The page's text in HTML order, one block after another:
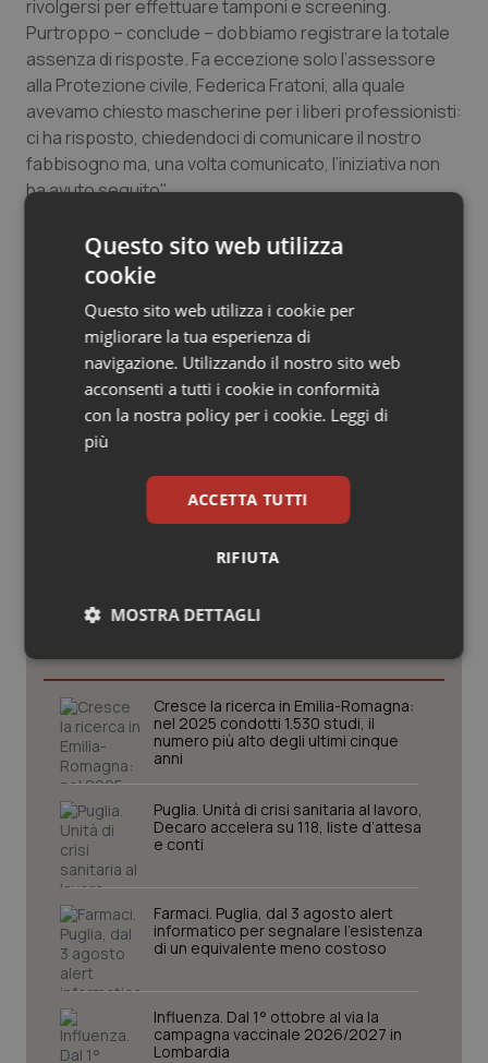
Salute orale & impianti
Sangue & coagulazione
Tiroide
Tumore al seno
Tumore ovarico
Tumori del Polmone & Testa Collo
Tumori gastrointestinali
Ulcera & Reflusso
rivolgersi per effettuare tamponi e screening.
Purtroppo – conclude – dobbiamo registrare la totale
assenza di risposte. Fa eccezione solo l’assessore
alla Protezione civile, Federica Fratoni, alla quale
avevamo chiesto mascherine per i liberi professionisti:
ci ha risposto, chiedendoci di comunicare il nostro
fabbisogno ma, una volta comunicato, l’iniziativa non
ha avuto seguito".
“Comprendiamo bene l’emergenza –conclude
Massari -ma delle risposte andavano date per tempo.
rimangano inascoltate”.
06 Maggio 2020
© Riproduzione riservata
Potrebbe interessarti in
Cresce la ricerca in Emilia-Romagna:
nel 2025 condotti 1.530 studi, il
numero più alto degli ultimi cinque
anni
Puglia. Unità di crisi sanitaria al lavoro,
Decaro accelera su 118, liste d’attesa
e conti
Farmaci. Puglia, dal 3 agosto alert
informatico per segnalare l’esistenza
di un equivalente meno costoso
Influenza. Dal 1° ottobre al via la
campagna vaccinale 2026/2027 in
Lombardia
Questo sito web utilizza
cookie
Questo sito web utilizza i cookie per
migliorare la tua esperienza di
navigazione. Utilizzando il nostro sito web
acconsenti a tutti i cookie in conformità
con la nostra policy per i cookie. Leggi di
più
ACCETTA TUTTI
RIFIUTA
MOSTRA DETTAGLI
Necessari Statistici Marketing
Necessari Statistici Marketing
I cookie necessari contribuiscono a rendere fruibile il
sito web abilitandone funzionalità di base quali la
navigazione sulle pagine e l'accesso alle aree
protette del sito. Il sito web non è in grado di
funzionare correttamente senza questi cookie.
Nome
Fornitore/ Dominio
VISITOR_PRIVACY_METADATA
YouTube